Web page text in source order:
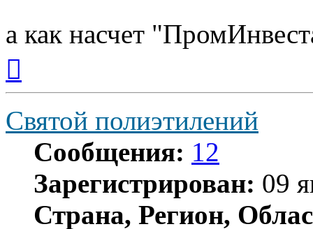
а как насчет
началу
Святой полиэтилений
Сообщения: 12
Зарегистрирован: 09
Страна, Регион,